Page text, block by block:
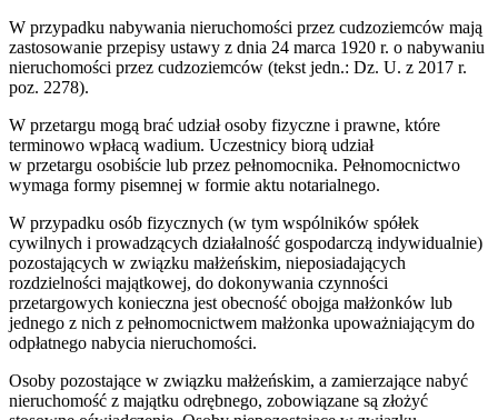
W przypadku nabywania nieruchomości przez cudzoziemców mają
zastosowanie przepisy ustawy z dnia 24 marca 1920 r. o nabywaniu
nieruchomości przez cudzoziemców (tekst jedn.: Dz. U. z 2017 r.
poz. 2278).
W przetargu mogą brać udział osoby fizyczne i prawne, które
terminowo wpłacą wadium. Uczestnicy biorą udział
w przetargu osobiście lub przez pełnomocnika. Pełnomocnictwo
wymaga formy pisemnej w formie aktu notarialnego.
W przypadku osób fizycznych (w tym wspólników spółek
cywilnych i prowadzących działalność gospodarczą indywidualnie)
pozostających w związku małżeńskim, nieposiadających
rozdzielności majątkowej, do dokonywania czynności
przetargowych konieczna jest obecność obojga małżonków lub
jednego z nich z pełnomocnictwem małżonka upoważniającym do
odpłatnego nabycia nieruchomości.
Osoby pozostające w związku małżeńskim, a zamierzające nabyć
nieruchomość z majątku odrębnego, zobowiązane są złożyć